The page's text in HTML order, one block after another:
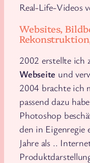
Real-Life-Videos
Websites,
2002 erstellte ich
Webseite und
2004 brachte ich
passend dazu
Photoshop
den in Eigenregie
Jahre als ..